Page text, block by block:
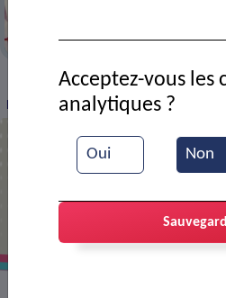
> VIE MUNICIPALE >
Fête du centre culturel
Oui Non
Acceptez-vous les
analytiques ?